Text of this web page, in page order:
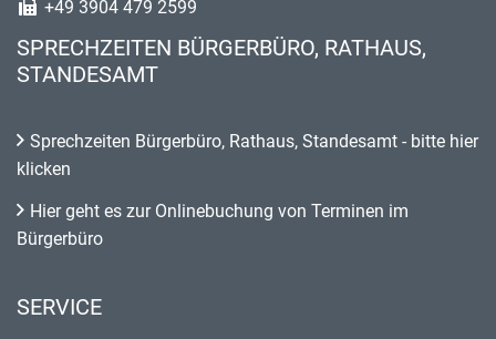
+49 3904 479 2599
SPRECHZEITEN BÜRGERBÜRO, RATHAUS,
STANDESAMT
Sprechzeiten Bürgerbüro, Rathaus, Standesamt - bitte hier
klicken
Hier geht es zur Onlinebuchung von Terminen im
Bürgerbüro
SERVICE